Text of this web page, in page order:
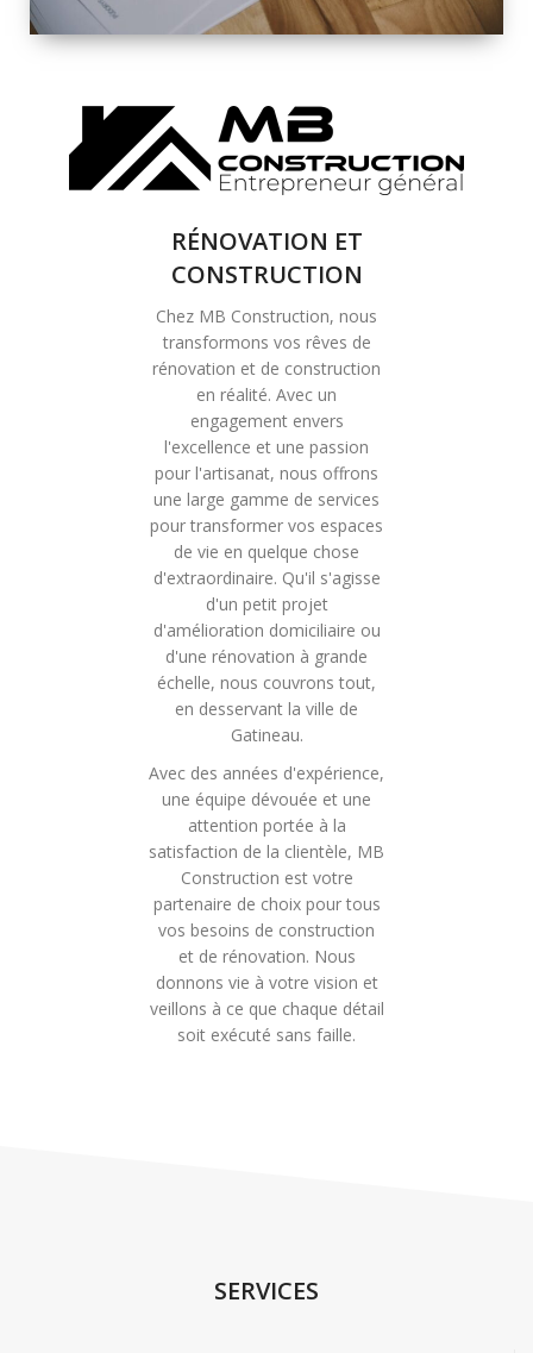
SOLUTIONS DE
RÉNOVATION
COMPLÈTE
RÉNOVATION ET
CONSTRUCTION
Chez MB Construction, nous
transformons vos rêves de
rénovation et de construction
en réalité. Avec un
engagement envers
l'excellence et une passion
pour l'artisanat, nous offrons
une large gamme de services
pour transformer vos espaces
de vie en quelque chose
d'extraordinaire. Qu'il s'agisse
d'un petit projet
d'amélioration domiciliaire ou
d'une rénovation à grande
échelle, nous couvrons tout,
en desservant la ville de
Gatineau.
Avec des années d'expérience,
une équipe dévouée et une
attention portée à la
satisfaction de la clientèle, MB
Construction est votre
partenaire de choix pour tous
vos besoins de construction
et de rénovation. Nous
donnons vie à votre vision et
veillons à ce que chaque détail
soit exécuté sans faille.
SERVICES